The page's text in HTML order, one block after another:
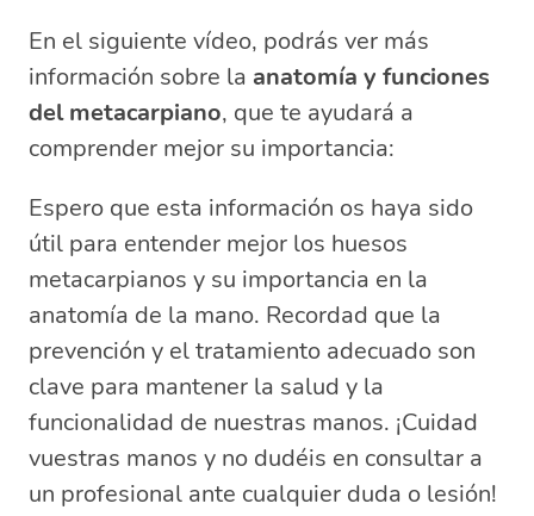
En el siguiente vídeo, podrás ver más
información sobre la anatomía y funciones
del metacarpiano, que te ayudará a
comprender mejor su importancia:
Espero que esta información os haya sido
útil para entender mejor los huesos
metacarpianos y su importancia en la
anatomía de la mano. Recordad que la
prevención y el tratamiento adecuado son
clave para mantener la salud y la
funcionalidad de nuestras manos. ¡Cuidad
vuestras manos y no dudéis en consultar a
un profesional ante cualquier duda o lesión!